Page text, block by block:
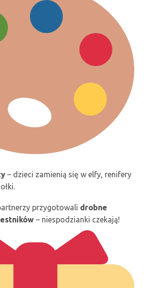
– dzieci zamienią się w elfy, renifery
przygotowali drobne
– niespodzianki czekają!